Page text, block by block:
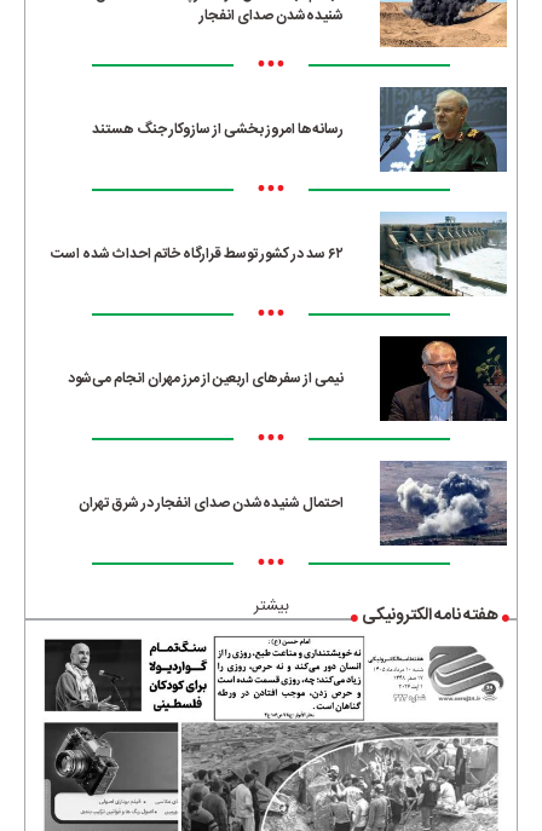
شنیده‌شدن صدای انفجار
•••
رسانه‌ها امروز بخشی از سازوکار جنگ هستند
•••
۶۲ سد در کشور توسط قرارگاه خاتم احداث شده است
•••
نیمی از سفرهای اربعین از مرز مهران انجام می‌شود
•••
احتمال شنیده‌شدن صدای انفجار در شرق تهران
•••
بیشتر هفته نامه الکترونیکی